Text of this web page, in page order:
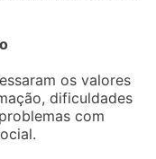
os valores
dificuldades
com